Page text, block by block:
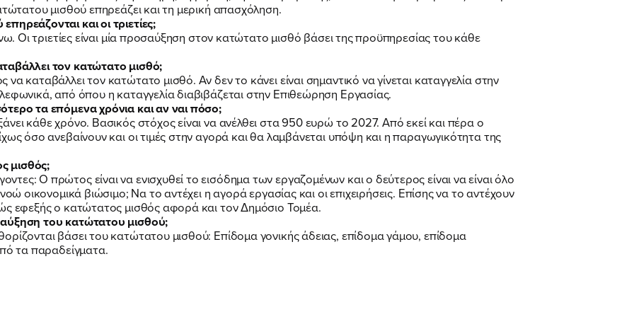
ΕΚΔΗΛΩΣΕΙΣ
ΝΕΑ
ΕΛΑ ΚΙ ΕΣΥ
FB IN TW YT LN VB TIKTOK
μισθού επηρεάζει και τη μερική απασχόληση.
και οι τριετίες;
Οι τριετίες είναι μία προσαύξηση στον κατώτατο μισθό βάσει της προϋπηρεσίας του κάθε
τον κατώτατο μισθό;
καταβάλλει τον κατώτατο μισθό. Αν δεν το κάνει είναι σημαντικό να γίνεται καταγγελία στην
από όπου η καταγγελία διαβιβάζεται στην Επιθεώρηση Εργασίας.
τα επόμενα χρόνια και αν ναι πόσο;
κάθε χρόνο. Βασικός στόχος είναι να ανέλθει στα 950 ευρώ το 2027. Από εκεί και πέρα ο
όσο ανεβαίνουν και οι τιμές στην αγορά και θα λαμβάνεται υπόψη και η παραγωγικότητα της
μισθός;
Ο πρώτος είναι να ενισχυθεί το εισόδημα των εργαζομένων και ο δεύτερος είναι να είναι όλο
οικονομικά βιώσιμο; Να το αντέχει η αγορά εργασίας και οι επιχειρήσεις. Επίσης να το αντέχουν
εφεξής ο κατώτατος μισθός αφορά και τον Δημόσιο Τομέα.
του κατώτατου μισθού;
βάσει του κατώτατου μισθού: Επίδομα γονικής άδειας, επίδομα γάμου, επίδομα
τα παραδείγματα.